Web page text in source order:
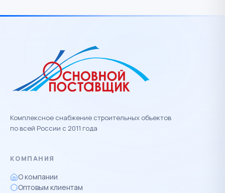
Комплексное снабжение строительных объектов
по всей России с 2011 года
КОМПАНИЯ
О компании
Оптовым клиентам